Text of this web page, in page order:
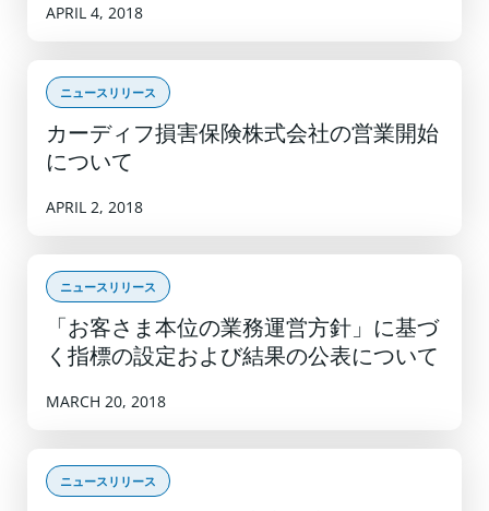
APRIL 4, 2018
ニュースリリース
カーディフ損害保険株式会社の営業開始
について
APRIL 2, 2018
ニュースリリース
「お客さま本位の業務運営方針」に基づ
く指標の設定および結果の公表について
MARCH 20, 2018
ニュースリリース